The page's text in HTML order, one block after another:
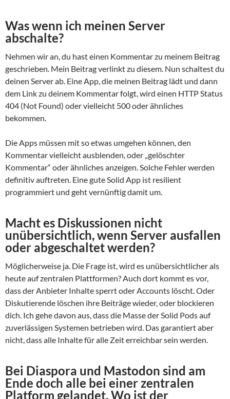
Was wenn ich meinen Server
abschalte?
Nehmen wir an, du hast einen Kommentar zu meinem Beitrag
geschrieben. Mein Beitrag verlinkt zu diesem. Nun schaltest du
deinen Server ab. Eine App, die meinen Beitrag lädt und dann
dem Link zu deinem Kommentar folgt, wird einen HTTP Status
404 (Not Found) oder vielleicht 500 oder ähnliches
bekommen.
Die Apps müssen mit so etwas umgehen können, den
Kommentar vielleicht ausblenden, oder „gelöschter
Kommentar“ oder ähnliches anzeigen. Solche Fehler werden
definitiv auftreten. Eine gute Solid App ist resilient
programmiert und geht vernünftig damit um.
Macht es Diskussionen nicht
unübersichtlich, wenn Server ausfallen
oder abgeschaltet werden?
Möglicherweise ja. Die Frage ist, wird es unübersichtlicher als
heute auf zentralen Plattformen? Auch dort kommt es vor,
dass der Anbieter Inhalte sperrt oder Accounts löscht. Oder
Diskutierende löschen ihre Beiträge wieder, oder blockieren
dich. Ich gehe davon aus, dass die Masse der Solid Pods auf
zuverlässigen Systemen betrieben wird. Das garantiert aber
nicht, dass alle Inhalte für alle Zeit erreichbar sein werden.
Bei Diaspora und Mastodon sind am
Ende doch alle bei einer zentralen
Platform gelandet. Wo ist der